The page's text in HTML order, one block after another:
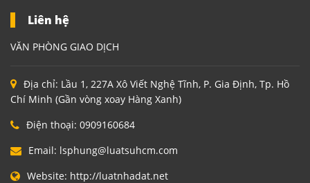
Liên hệ
VĂN PHÒNG GIAO DỊCH
Địa chỉ: Lầu 1, 227A Xô Viết Nghệ Tĩnh, P. Gia Định, Tp. Hồ
Chí Minh (Gần vòng xoay Hàng Xanh)
Điện thoại: 0909160684
Email: lsphung@luatsuhcm.com
Website: http://luatnhadat.net